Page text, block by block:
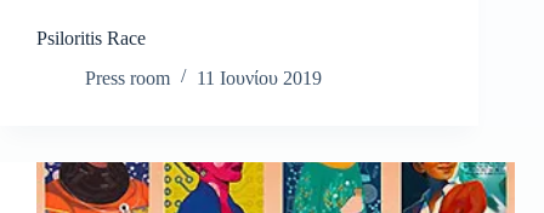
Psiloritis Race
Press room
11 Ιουνίου 2019